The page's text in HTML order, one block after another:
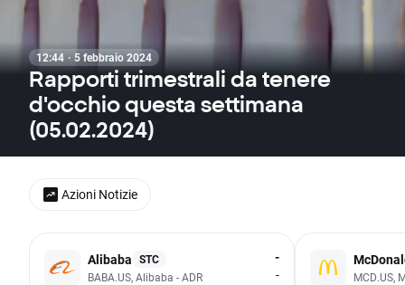
12:44 · 5 febbraio 2024
Rapporti trimestrali da tenere
d'occhio questa settimana
(05.02.2024)
Alibaba STC
BABA.US, Alibaba - ADR
-
-
MCD.US,
Azioni Notizie